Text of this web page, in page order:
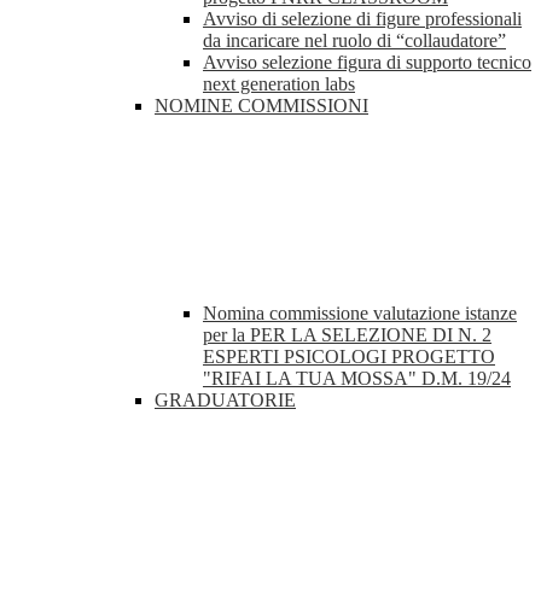
Avviso di selezione di figure professionali
da incaricare nel ruolo di “collaudatore”
Avviso selezione figura di supporto tecnico
next generation labs
NOMINE COMMISSIONI
Nomina commissione valutazione istanze
per la PER LA SELEZIONE DI N. 2
ESPERTI PSICOLOGI PROGETTO
"RIFAI LA TUA MOSSA" D.M. 19/24
GRADUATORIE